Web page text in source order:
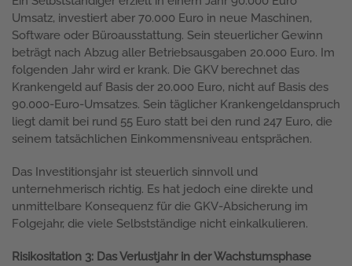
Umsatz, investiert aber 70.000 Euro in neue Maschinen,
Software oder Büroausstattung. Sein steuerlicher Gewinn
beträgt nach Abzug aller Betriebsausgaben 20.000 Euro. Im
folgenden Jahr wird er krank. Die GKV berechnet das
Krankengeld auf Basis der 20.000 Euro, nicht auf Basis des
90.000-Euro-Umsatzes. Sein täglicher Krankengeldanspruch
liegt damit bei rund 55 Euro statt bei den rund 247 Euro, die
seinem tatsächlichen Einkommensniveau entsprächen.
Das Investitionsjahr ist steuerlich sinnvoll und
unternehmerisch richtig. Es hat jedoch eine direkte und
unmittelbare Konsequenz für die GKV-Absicherung im
Folgejahr, die viele Selbstständige nicht einkalkulieren.
Risikositation 3: Das Verlustjahr in der Wachstumsphase